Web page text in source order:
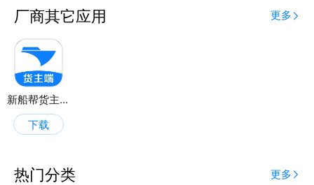
货源信息严格认证，保障内容信息的真实可靠
【联系我们】
客服热线：4008-333-663
如您有任何问题，欢迎致电反馈，我们会关注您的每一
次反馈
厂商其它应用 更多
新船帮货主端
下载
热门分类 更多